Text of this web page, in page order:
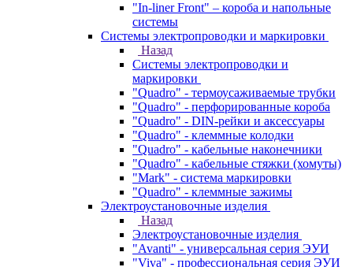
"In-liner Front" – короба и напольные
системы
Системы электропроводки и маркировки
Назад
Системы электропроводки и
маркировки
"Quadro" - термоусаживаемые трубки
"Quadro" - перфорированные короба
"Quadro" - DIN-рейки и аксессуары
"Quadro" - клеммные колодки
"Quadro" - кабельные наконечники
"Quadro" - кабельные стяжки (хомуты)
"Mark" - система маркировки
"Quadro" - клеммные зажимы
Электроустановочные изделия
Назад
Электроустановочные изделия
"Avanti" - универсальная серия ЭУИ
"Viva" - профессиональная серия ЭУИ